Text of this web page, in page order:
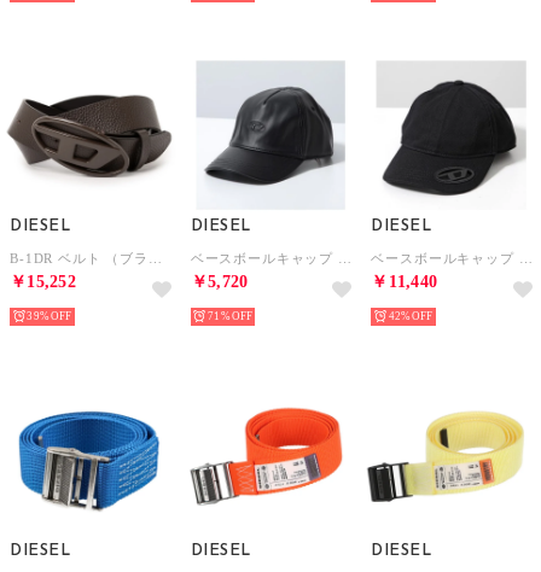
DIESEL
￥15,252
39%
DIESEL
￥5,720
71%
DIESEL
￥11,440
42%
DIESEL DIESEL DIESEL